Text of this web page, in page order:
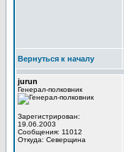
Вернуться к началу
jurun
Генерал-полковник
Зарегистрирован:
19.06.2003
Сообщения: 11012
Откуда: Северщина